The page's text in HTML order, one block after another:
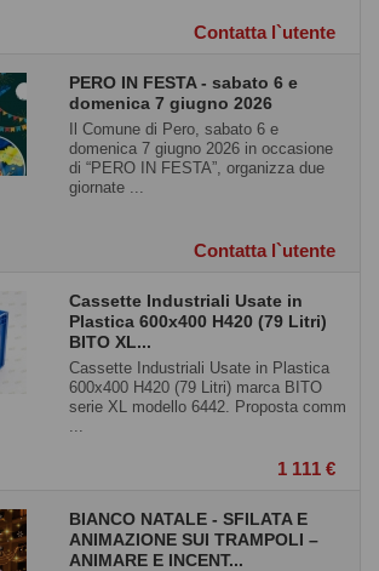
Contatta l`utente
PERO IN FESTA - sabato 6 e
domenica 7 giugno 2026
Il Comune di Pero, sabato 6 e
domenica 7 giugno 2026 in occasione
di “PERO IN FESTA”, organizza due
giornate ...
Contatta l`utente
Cassette Industriali Usate in
Plastica 600x400 H420 (79 Litri)
BITO XL...
Cassette Industriali Usate in Plastica
600x400 H420 (79 Litri) marca BITO
serie XL modello 6442. Proposta comm
...
1 111 €
BIANCO NATALE - SFILATA E
ANIMAZIONE SUI TRAMPOLI –
ANIMARE E INCENT...